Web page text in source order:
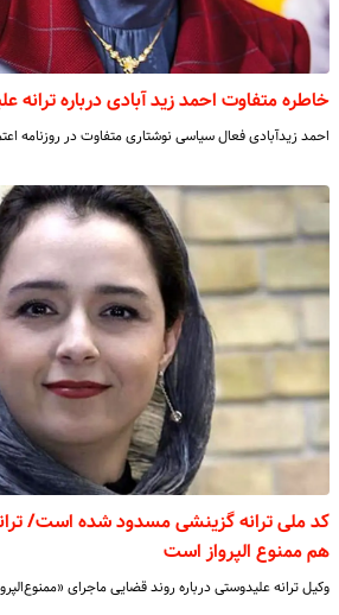
خاطره متفاوت احمد زید آبادی درباره ترانه
احمد زیدآبادی فعال سیاسی نوشتاری متفاوت در روزنامه
کد ملی ترانه گزینشی مسدود شده است/
هم ممنوع‌ الپرواز است
وکیل ترانه علیدوستی درباره روند قضایی ماجرای